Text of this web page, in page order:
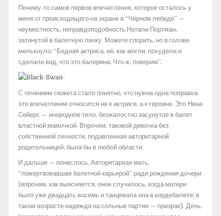
Почему-то самое первое впечатление, которое осталось у
меня от происходящего на экране в “Чёрном лебеде” —
неуместность, неправдоподобность Натали Портман,
затянутой в балетную пачку. Можете спорить, но в голове
мелькнуло: “Бедная актриса, её, как могли, похудели и
сделали вид, что это балерина. Что ж, поверим”.
С течением сюжета стало понятно, что нужна одна поправка:
это впечатление относится не к актрисе, а к героине. Это Нина
Сейерс — инородное тело, безжалостно засунутое в балет
властной мамочкой. Впрочем, таковой девочка без
собственной личности, подавленная авторитарной
родительницей, была бы в любой области.
И дальше — понеслось. Авторитарная мать,
“пожертвовавшая балетной карьерой” ради рождения дочери
(впрочем, как выясняется, оное случилось, когда матери
было уже двадцать восемь и танцевала она в кордебалете; в
таком возрасте надежда на сольные партии — призрак). Дочь,